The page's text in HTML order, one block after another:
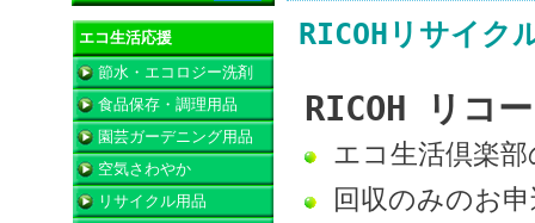
エコ生活応援
節水・エコロジー洗剤
食品保存・調理用品
園芸ガーデニング用品
空気さわやか
リサイクル用品
RICOHリサイ
RICOH リコ
エコ生活倶楽
回収のみのお